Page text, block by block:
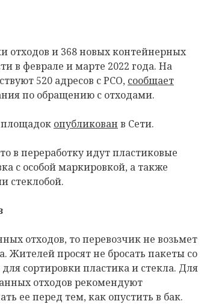
отходов и 368 новых контейнерных
в феврале и марте 2022 года. На
520 адресов с РСО, сообщает
по обращению с отходами.
опубликован в Сети.
в переработку идут пластиковые
с особой маркировкой, а также
стеклобой.
отходов, то перевозчик не возьмет
Жителей просят не бросать пакеты со
сортировки пластика и стекла. Для
отходов рекомендуют
ее перед тем, как опустить в бак.